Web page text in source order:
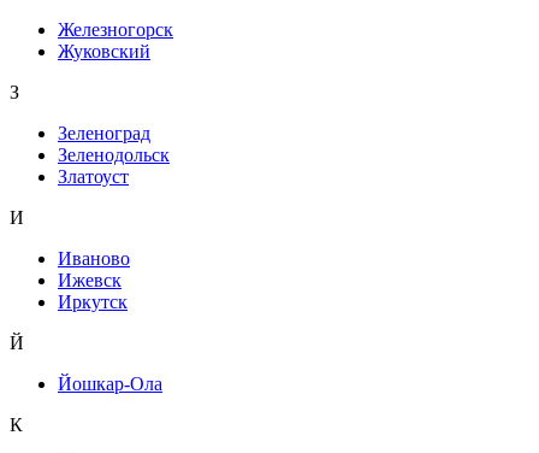
Железногорск
Жуковский
З
Зеленоград
Зеленодольск
Златоуст
И
Иваново
Ижевск
Иркутск
Й
Йошкар-Ола
К